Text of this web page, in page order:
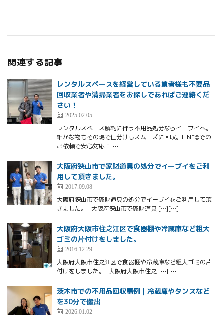
関連する記事
レンタルスペースを経営している業者様も不要品
回収業者や清掃業者をお探しであればご連絡くだ
さい！
2025.02.05
レンタルスペース解約に伴う不用品処分ならイーブイへ。
細かな物もその場で仕分けしスムーズに回収。LINE@での
ご依頼で安心対応！[…]
大阪府狭山市で家財道具の処分でイーブイをご利
用して頂きました。
2017.09.08
大阪府狭山市で家財道具の処分でイーブイをご利用して頂
きました。 大阪府狭山市で家財道具 […][…]
大阪府大阪市住之江区で食器棚や冷蔵庫など粗大
ゴミの片付けをしました。
2016.12.29
大阪府大阪市住之江区で食器棚や冷蔵庫など粗大ゴミの片
付けをしました。 大阪府大阪市住之 […][…]
茨木市での不用品回収事例｜冷蔵庫やタンスなど
を30分で搬出
2026.01.02